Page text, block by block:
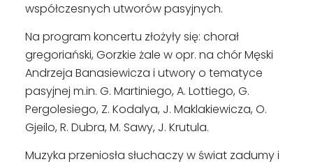
współczesnych utworów pasyjnych.
Na program koncertu złożyły się: chorał
gregoriański, Gorzkie żale w opr. na chór Męski
Andrzeja Banasiewicza i utwory o tematyce
pasyjnej m.in. G. Martiniego, A. Lottiego, G.
Pergolesiego, Z. Kodalya, J. Maklakiewicza, O.
Gjeilo, R. Dubra, M. Sawy, J. Krutula.
Muzyka przeniosła słuchaczy w świat zadumy i